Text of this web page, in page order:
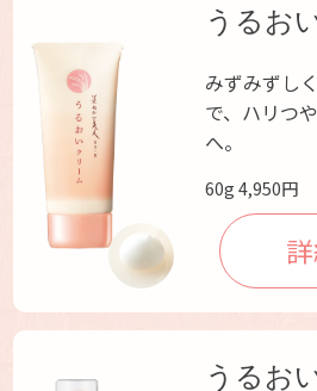
うるお
みずみずし
で、ハリつ
へ。
60g 4,950円
うるお